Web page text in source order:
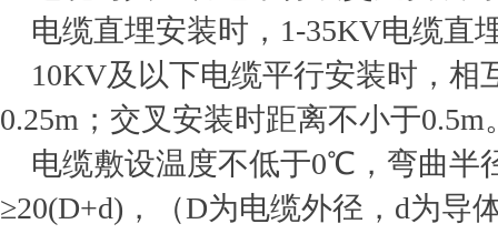
电缆直埋安装时，1-35KV电缆直
10KV及以下电缆平行安装时，相
0.25m；交叉安装时距离不小于0.5m
电缆敷设温度不低于0℃，弯曲半
≥20(D+d)，（D为电缆外径，d为导